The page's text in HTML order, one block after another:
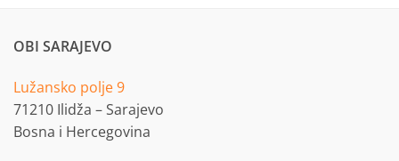
OBI SARAJEVO
Lužansko polje 9
71210 Ilidža – Sarajevo
Bosna i Hercegovina